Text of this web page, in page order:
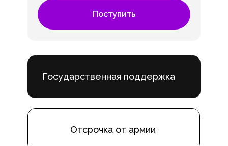
Поступить
Отсрочка от армии
Государственная поддержка